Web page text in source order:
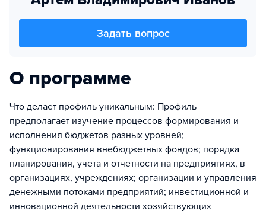
Задать вопрос
О программе
Что делает профиль уникальным: Профиль
предполагает изучение процессов формирования и
исполнения бюджетов разных уровней;
функционирования внебюджетных фондов; порядка
планирования, учета и отчетности на предприятиях, в
организациях, учреждениях; организации и управления
денежными потоками предприятий; инвестиционной и
инновационной деятельности хозяйствующих